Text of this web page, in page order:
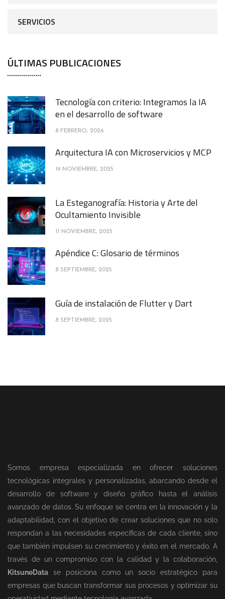
SERVICIOS
ÚLTIMAS PUBLICACIONES
Tecnología con criterio: Integramos la IA
en el desarrollo de software
8 FEBRERO, 2026
Arquitectura IA con Microservicios y MCP
19 NOVIEMBRE, 2025
La Esteganografía: Historia y Arte del
Ocultamiento Invisible
11 NOVIEMBRE, 2025
Apéndice C: Glosario de términos
8 SEPTIEMBRE, 2025
Guía de instalación de Flutter y Dart
8 SEPTIEMBRE, 2025
Somos empresa especializada en ofrecer soluciones
tecnológicas integrales y personalizadas, abarcando desde el
desarrollo de software y diseño gráfico hasta el análisis
avanzado de datos. Su enfoque se centra en la innovación y la
adaptabilidad, con el objetivo de crear soluciones que no solo
respondan a las necesidades específicas de cada cliente, sino
que también impulsen su crecimiento y éxito en el mercado. A
través de un compromiso con la calidad y la colaboración,
KitsuneData se posiciona como un socio estratégico para
empresas que buscan transformar sus procesos y optimizar su